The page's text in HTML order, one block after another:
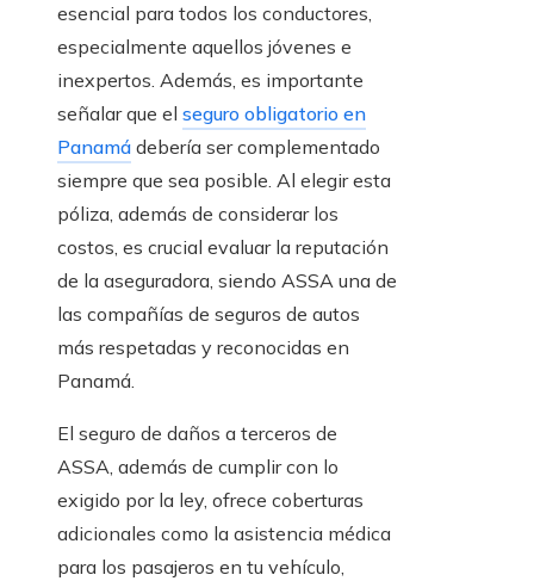
esencial para todos los conductores,
especialmente aquellos jóvenes e
inexpertos. Además, es importante
señalar que el seguro obligatorio en
Panamá debería ser complementado
siempre que sea posible. Al elegir esta
póliza, además de considerar los
costos, es crucial evaluar la reputación
de la aseguradora, siendo ASSA una de
las compañías de seguros de autos
más respetadas y reconocidas en
Panamá.
El seguro de daños a terceros de
ASSA, además de cumplir con lo
exigido por la ley, ofrece coberturas
adicionales como la asistencia médica
para los pasajeros en tu vehículo,